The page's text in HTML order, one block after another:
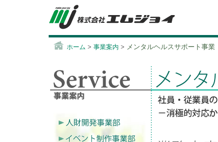
ホーム > 事業案内 > メンタルヘルスサポート事業